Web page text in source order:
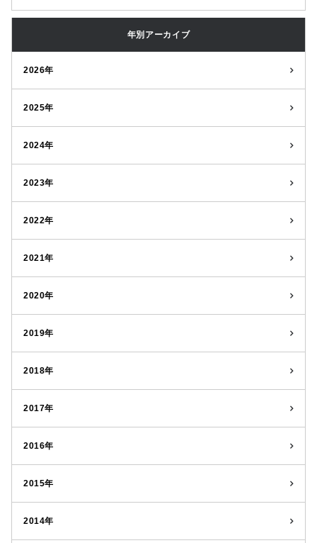
年別アーカイブ
2026年
2025年
2024年
2023年
2022年
2021年
2020年
2019年
2018年
2017年
2016年
2015年
2014年